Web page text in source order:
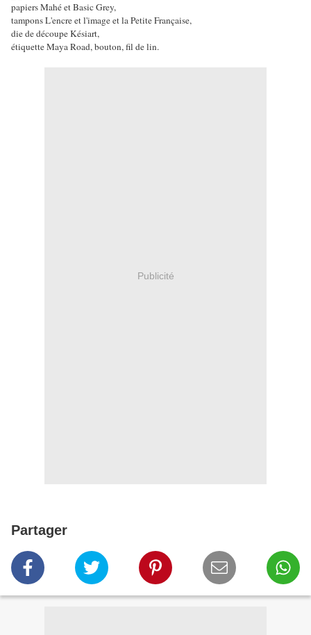
papiers Mahé et Basic Grey,
tampons L'encre et l'image et la Petite Française,
die de découpe Késiart,
étiquette Maya Road, bouton, fil de lin.
Publicité
Partager